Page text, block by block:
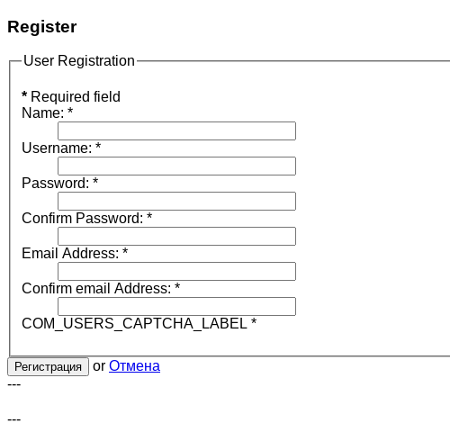
Register
User Registration
* Required field
Name: *
Username: *
Password: *
Confirm Password: *
Email Address: *
Confirm email Address: *
COM_USERS_CAPTCHA_LABEL *
Регистрация or Отмена
---
---